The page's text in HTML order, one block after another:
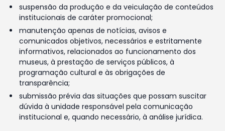
suspensão da produção e da veiculação de conteúdos
institucionais de caráter promocional;
manutenção apenas de notícias, avisos e
comunicados objetivos, necessários e estritamente
informativos, relacionados ao funcionamento dos
museus, à prestação de serviços públicos, à
programação cultural e às obrigações de
transparência;
submissão prévia das situações que possam suscitar
dúvida à unidade responsável pela comunicação
institucional e, quando necessário, à análise jurídica.